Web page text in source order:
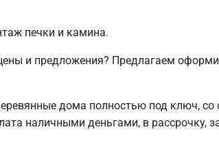
печки и камина.
и предложения? Предлагаем
дома полностью под ключ, со
наличными деньгами, в рассрочку,